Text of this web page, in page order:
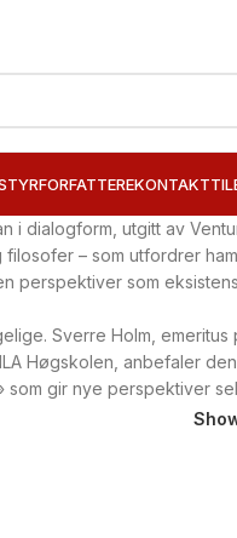
FORFATTEREKONTAKT
i dialogform, utgitt av
– som utfordrer
perspektiver som
Sverre Holm,
Høgskolen, anbefaler
som gir nye perspektiver